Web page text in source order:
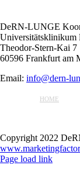
DeRN-LUNGE
Universitätsklinikum
Theodor-Stern-Kai 7
60596 Frankfurt am
Email: info@dern-
HOME
Copyright 2022
Page load link